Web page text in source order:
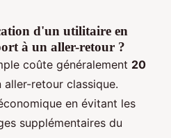
d'un utilitaire en
à un aller-retour ?
coûte généralement 20
aller-retour classique.
en évitant les
supplémentaires du